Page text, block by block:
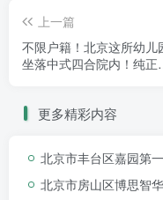
独立的配套教学班，
质精良”的教职工队伍
养正、服务社会、培
上一篇
不限户籍！北京这所幼儿
坐落中式四合院内！纯正
更多精彩内容
北京市丰台区嘉园第
北京市房山区博思智